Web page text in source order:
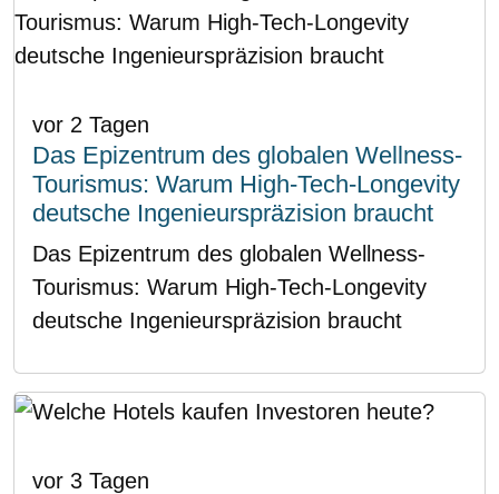
vor 2 Tagen
Das Epizentrum des globalen Wellness-
Tourismus: Warum High-Tech-Longevity
deutsche Ingenieurspräzision braucht
Das Epizentrum des globalen Wellness-
Tourismus: Warum High-Tech-Longevity
deutsche Ingenieurspräzision braucht
vor 3 Tagen